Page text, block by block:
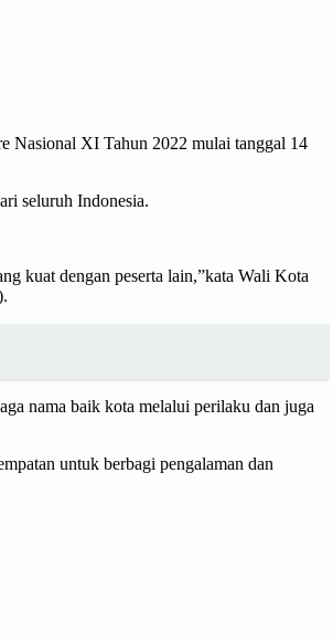
Nasional XI Tahun 2022 mulai tanggal 14
seluruh Indonesia.
kuat dengan peserta lain,”kata Wali Kota
nama baik kota melalui perilaku dan juga
untuk berbagi pengalaman dan